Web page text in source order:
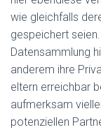
wie gleichfalls
gespeichert
Datensammlung
anderem ihre
eltern erreichbar
aufmerksam
potenziellen